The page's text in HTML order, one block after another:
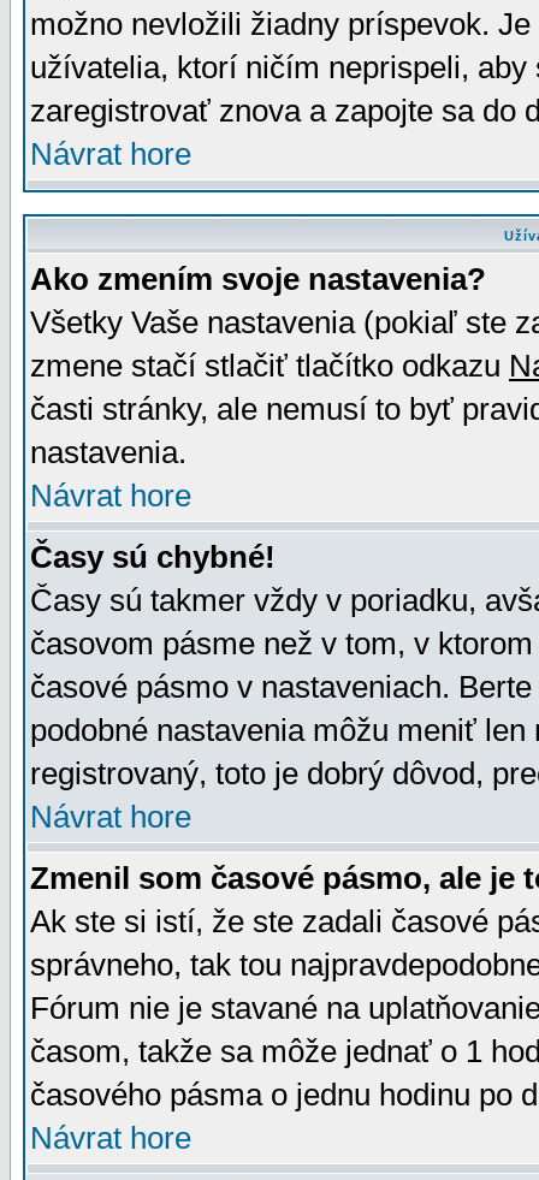
možno nevložili žiadny príspevok.
užívatelia, ktorí ničím neprispeli,
zaregistrovať znova a zapojte sa do
Návrat hore
Ako zmením svoje nastavenia?
Všetky Vaše nastavenia (pokiaľ ste
zmene stačí stlačiť tlačítko odkazu
časti stránky, ale nemusí to byť
nastavenia.
Návrat hore
Časy sú chybné!
Časy sú takmer vždy v poriadku,
časovom pásme než v tom, v
časové pásmo v nastaveniach.
podobné nastavenia môžu meniť
registrovaný, toto je dobrý dôvod,
Návrat hore
Zmenil som časové pásmo, ale je
Ak ste si istí, že ste zadali časové
správneho, tak tou
Fórum nie je stavané na
časom, takže sa môže jednať o 1
časového pásma o jednu hodinu po
Návrat hore